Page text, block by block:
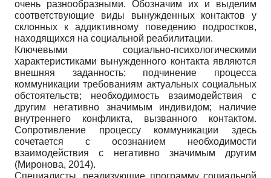
очень разнообразными. Обозначим их и выделим
соответствующие виды вынужденных контактов у
склонных к аддиктивному поведению подростков,
находящихся на социальной реабилитации.
Ключевыми социально-психологическими
характеристиками вынужденного контакта являются
внешняя заданность; подчинение процесса
коммуникации требованиям актуальных социальных
обстоятельств; необходимость взаимодействия с
другим негативно значимым индивидом; наличие
внутреннего конфликта, вызванного контактом.
Сопротивление процессу коммуникации здесь
сочетается с осознанием необходимости
взаимодействия с негативно значимым другим
(Миронова, 2014).
Специалисты, реализующие программу социальной